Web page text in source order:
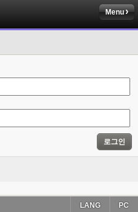
Menu
로그인
PC
LANG